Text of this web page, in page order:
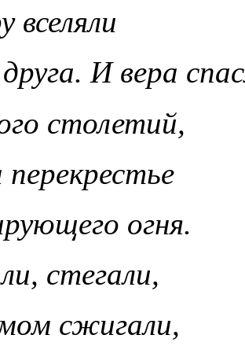
вселяли
И вера
столетий,
огня.
стегали,
сжигали,